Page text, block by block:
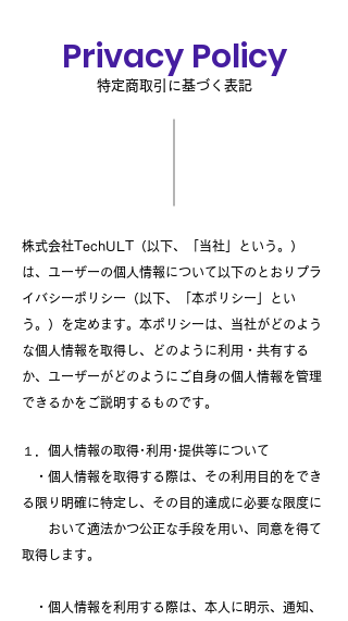
Privacy Policy
特定商取引に基づく表記
​株式会社TechULT（以下、「当社」という。）
は、ユーザーの個人情報について以下のとおりプラ
イバシーポリシー（以下、「本ポリシー」とい
う。）を定めます。本ポリシーは、当社がどのよう
な個人情報を取得し、どのように利用・共有する
か、ユーザーがどのようにご自身の個人情報を管理
できるかをご説明するものです。
１．個人情報の取得･利用･提供等について
・個人情報を取得する際は、その利用目的をでき
る限り明確に特定し、その目的達成に必要な限度に
おいて適法かつ公正な手段を用い、同意を得て
取得します。
・個人情報を利用する際は、本人に明示、通知、